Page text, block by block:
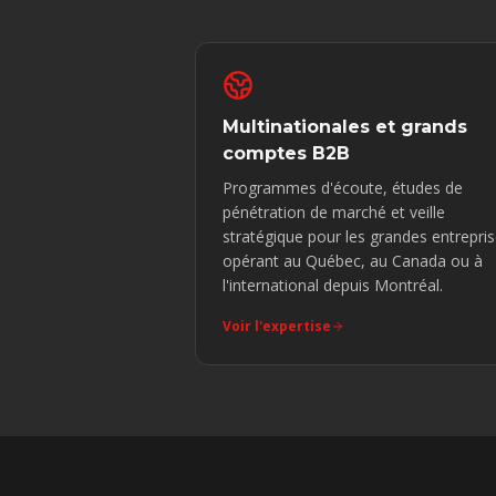
Multinationales et grands
comptes B2B
Programmes d'écoute, études de
pénétration de marché et veille
stratégique pour les grandes
opérant au Québec, au Canada ou à
l'international depuis Montréal.
Voir l'expertise